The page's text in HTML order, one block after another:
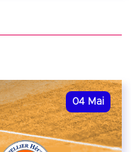
04 Mai